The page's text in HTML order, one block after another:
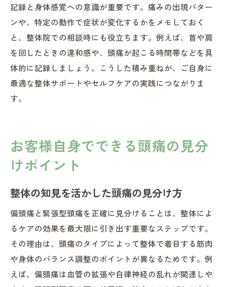
記録と身体感覚への意識が重要です。痛みの出現パター
ンや、特定の動作で症状が変化するかをメモしておく
と、整体院での相談時にも役立ちます。例えば、首や肩
を回したときの違和感や、頭痛が起こる時間帯などを具
体的に記録しましょう。こうした積み重ねが、ご自身に
最適な整体サポートやセルフケアの実践につながりま
す。
お客様自身でできる頭痛の見分
けポイント
整体の知見を活かした頭痛の見分け方
偏頭痛と緊張型頭痛を正確に見分けることは、整体によ
るケアの効果を最大限に引き出す重要なステップです。
その理由は、頭痛のタイプによって整体で着目する筋肉
や身体のバランス調整のポイントが異なるためです。例
えば、偏頭痛は血管の拡張や自律神経の乱れが関連しや